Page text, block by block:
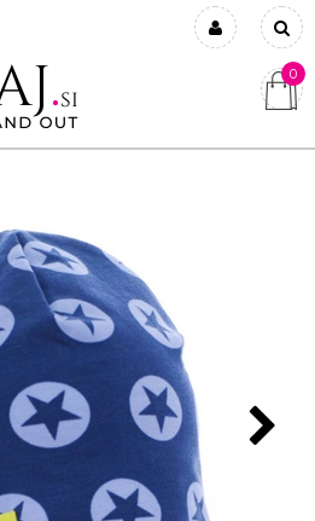
Prijavi se
0